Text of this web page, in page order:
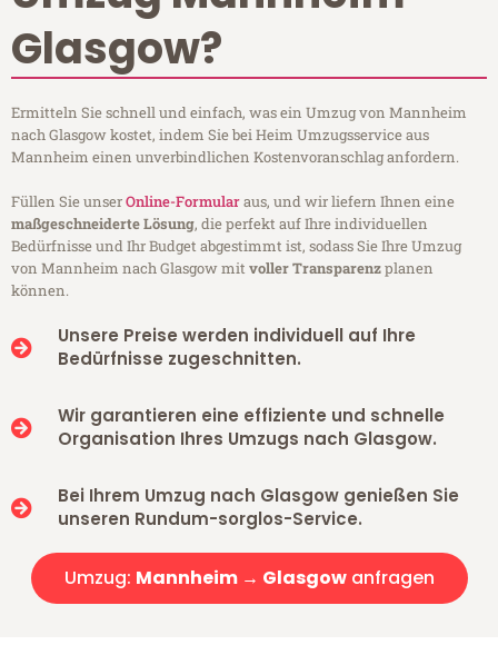
Glasgow?
Ermitteln Sie schnell und einfach, was ein Umzug von Mannheim
nach Glasgow kostet, indem Sie bei Heim Umzugsservice aus
Mannheim einen unverbindlichen Kostenvoranschlag anfordern.
Füllen Sie unserOnline-Formularaus, und wir liefern Ihnen eine
maßgeschneiderte Lösung, die perfekt auf Ihre individuellen
Bedürfnisse und Ihr Budget abgestimmt ist, sodass Sie Ihre Umzug
von Mannheim nach Glasgow mitvoller Transparenzplanen
können.
Unsere Preise werden individuell auf Ihre
Bedürfnisse zugeschnitten.
Wir garantieren eine effiziente und schnelle
Organisation Ihres Umzugs nach Glasgow.
Bei Ihrem Umzug nach Glasgow genießen Sie
unseren Rundum-sorglos-Service.
Umzug: Mannheim → Glasgowanfragen